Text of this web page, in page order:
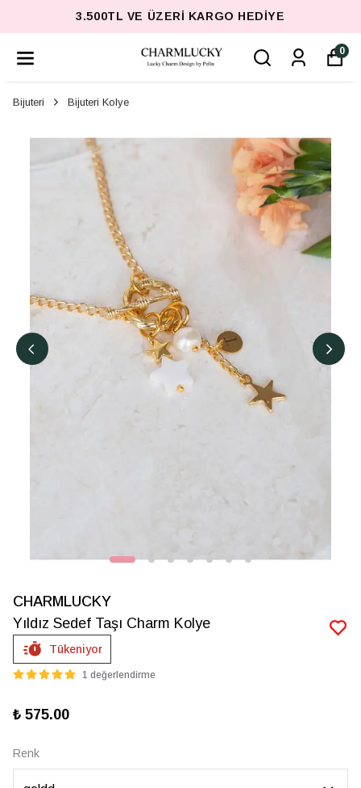
3.500TL VE ÜZERI KARGO HEDIYE
0
Bijuteri Bijuteri Kolye
CHARMLUCKY
Yıldız Sedef Taşı Charm Kolye
Tükeniyor
1 değerlendirme
₺ 575.00
Renk